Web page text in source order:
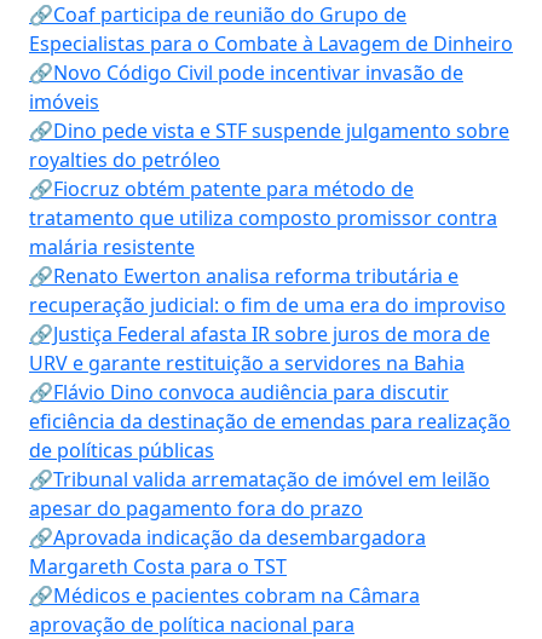
🔗Coaf participa de reunião do Grupo de
Especialistas para o Combate à Lavagem de Dinheiro
🔗Novo Código Civil pode incentivar invasão de
imóveis
🔗Dino pede vista e STF suspende julgamento sobre
royalties do petróleo
🔗Fiocruz obtém patente para método de
tratamento que utiliza composto promissor contra
malária resistente
🔗Renato Ewerton analisa reforma tributária e
recuperação judicial: o fim de uma era do improviso
🔗Justiça Federal afasta IR sobre juros de mora de
URV e garante restituição a servidores na Bahia
🔗Flávio Dino convoca audiência para discutir
eficiência da destinação de emendas para realização
de políticas públicas
🔗Tribunal valida arrematação de imóvel em leilão
apesar do pagamento fora do prazo
🔗Aprovada indicação da desembargadora
Margareth Costa para o TST
🔗Médicos e pacientes cobram na Câmara
aprovação de política nacional para